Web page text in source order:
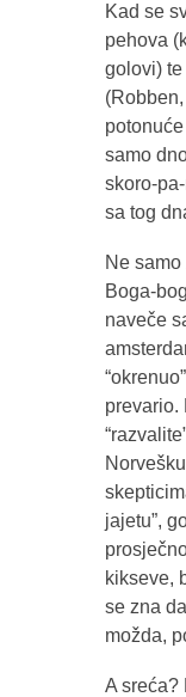
Kad se
pehova
golovi)
samo
skoro-
sa tog
Ne
Boga-
naveče
prevario.
jajetu”,
kikseve,
se zna
možda,
A sreća?